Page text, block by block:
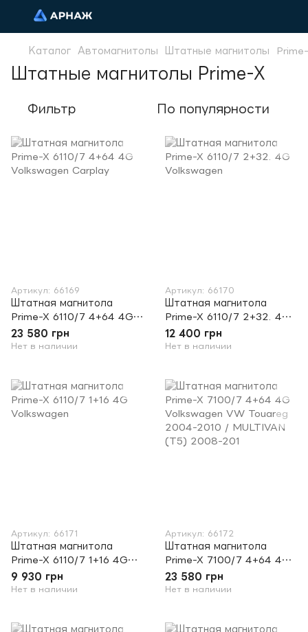
Каталог Автомагнитолы Штатные магнитолы
Штатные магнитолы Prime-X
Фильтр По популярности
Артикул: 66169
Штатная магнитола
Prime-X 6110/7 4+64 4G
Volkswagen Carplay
23 580 грн
Нет в наличии
Артикул: 66170
Штатная магнитола
Prime-X 6110/7 2+32. 4G
Volkswagen
12 400 грн
Нет в наличии
Артикул: 66171
Штатная магнитола
Prime-X 6110/7 1+16 4G
Volkswagen
9 930 грн
Нет в наличии
Артикул: 66172
Штатная магнитола
Prime-X 7100/7 4+64 4G
Volkswagen VW Touareg
2004-2010 / MULTIVAN
23 580 грн
Нет в наличии